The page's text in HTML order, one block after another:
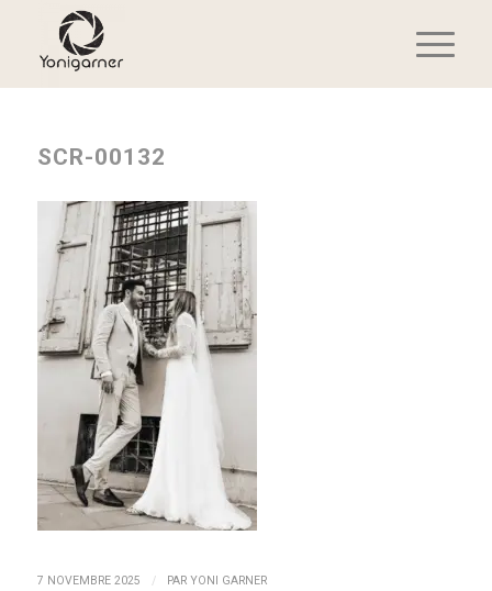
SCR-00132
7 NOVEMBRE 2025 / PAR YONI GARNER